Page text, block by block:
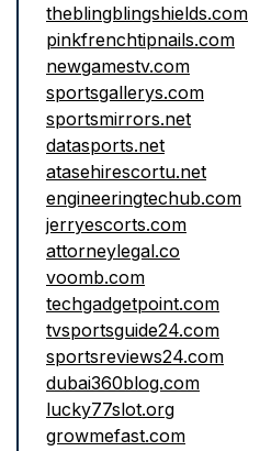
theblingblingshields.com
pinkfrenchtipnails.com
newgamestv.com
sportsgallerys.com
sportsmirrors.net
datasports.net
atasehirescortu.net
engineeringtechub.com
jerryescorts.com
attorneylegal.co
voomb.com
techgadgetpoint.com
tvsportsguide24.com
sportsreviews24.com
dubai360blog.com
lucky77slot.org
growmefast.com